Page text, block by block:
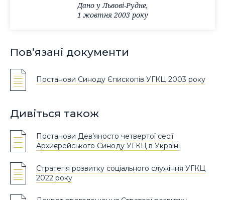
Дано у Львові-Рудне,
1 жовтня 2003 року
Пов’язані документи
Постанови Синоду Єпископів УГКЦ 2003 року
Дивіться також
Постанови Дев’яносто четвертої сесії
Архиєрейського Синоду УГКЦ в Україні
Стратегія розвитку соціального служіння УГКЦ
2022 року